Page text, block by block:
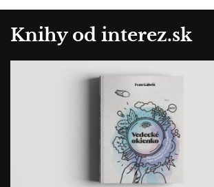
Knihy od interez.sk